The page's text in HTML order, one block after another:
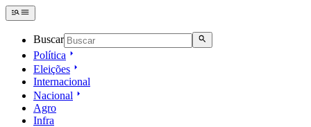
Buscar
Política
Eleições
Internacional
Nacional
Agro
Infra